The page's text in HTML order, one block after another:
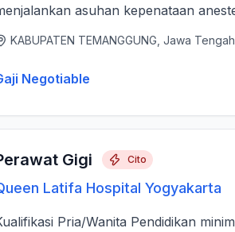
asuhan kepenataan
KABUPATEN TEMANGGUNG, Jawa Tengah
Negotiable
Gigi Cito
Latifa Hospital Yogyakarta
Pria/Wanita Pendidikan